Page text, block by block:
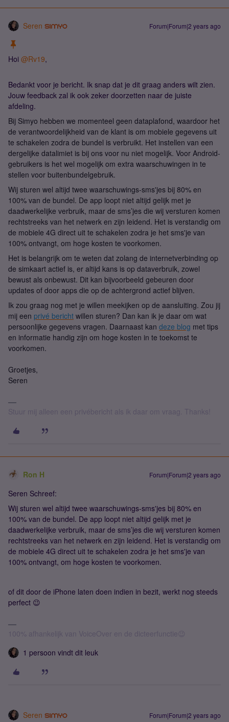
Seren Forum|Forum|2 years ago
Hoi @Rv19,
Bedankt voor je bericht. Ik snap dat je dit graag anders wilt zien.
Jouw feedback zal ik ook zeker doorzetten naar de juiste
afdeling.
Bij Simyo hebben we momenteel geen dataplafond, waardoor het
de verantwoordelijkheid van de klant is om mobiele gegevens uit
te schakelen zodra de bundel is verbruikt. Het instellen van een
dergelijke datalimiet is bij ons voor nu niet mogelijk. Voor Android-
gebruikers is het wel mogelijk om extra waarschuwingen in te
stellen voor buitenbundelgebruik.
Wij sturen wel altijd twee waarschuwings-sms'jes bij 80% en
100% van de bundel. De app loopt niet altijd gelijk met je
daadwerkelijke verbruik, maar de sms’jes die wij versturen komen
rechtstreeks van het netwerk en zijn leidend. Het is verstandig om
de mobiele 4G direct uit te schakelen zodra je het sms'je van
100% ontvangt, om hoge kosten te voorkomen.
Het is belangrijk om te weten dat zolang de internetverbinding op
de simkaart actief is, er altijd kans is op dataverbruik, zowel
bewust als onbewust. Dit kan bijvoorbeeld gebeuren door
updates of door apps die op de achtergrond actief blijven.
Ik zou graag nog met je willen meekijken op de aansluiting. Zou jij
mij een privé bericht willen sturen? Dan kan ik je daar om wat
persoonlijke gegevens vragen. Daarnaast kan deze blog met tips
en informatie handig zijn om hoge kosten in te toekomst te
voorkomen.
Groetjes,
Seren
Stuur mij alleen een privébericht als ik daar om vraag. Thanks!
Ron H Forum|Forum|2 years ago
Seren Schreef:
Wij sturen wel altijd twee waarschuwings-sms'jes bij 80% en
100% van de bundel. De app loopt niet altijd gelijk met je
daadwerkelijke verbruik, maar de sms’jes die wij versturen komen
rechtstreeks van het netwerk en zijn leidend. Het is verstandig om
de mobiele 4G direct uit te schakelen zodra je het sms'je van
100% ontvangt, om hoge kosten te voorkomen.
of dit door de iPhone laten doen indien in bezit, werkt nog steeds
perfect 😉
100% afhankelijk van VoiceOver en de dicteerfunctie😉
1 persoon vindt dit leuk
Seren Forum|Forum|2 years ago